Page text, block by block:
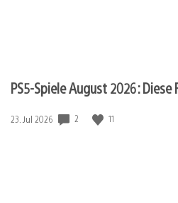
PS5-Spiele August 2026: Diese
Veröffentlichungsdatum:
23. Jul 2026 2 11